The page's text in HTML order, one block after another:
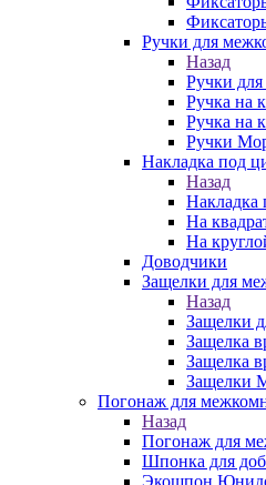
Ручки для
Назад
Ручки
Ручка на
Ручка на
Ручки
Накладка под
Назад
Накладка
На
На
Доводчики
Защелки для
Назад
Защелки
Защелка
Защелка
Защелки
Погонаж для
Назад
Погонаж для
Шпонка для
Экошпон